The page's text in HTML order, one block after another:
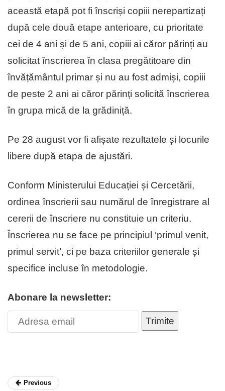
această etapă pot fi înscriși copiii nerepartizați
după cele două etape anterioare, cu prioritate
cei de 4 ani și de 5 ani, copiii ai căror părinți au
solicitat înscrierea în clasa pregătitoare din
învățământul primar și nu au fost admiși, copiii
de peste 2 ani ai căror părinți solicită înscrierea
în grupa mică de la grădiniță.
Pe 28 august vor fi afișate rezultatele și locurile
libere după etapa de ajustări.
Conform Ministerului Educației și Cercetării,
ordinea înscrierii sau numărul de înregistrare al
cererii de înscriere nu constituie un criteriu.
Înscrierea nu se face pe principiul ‘primul venit,
primul servit’, ci pe baza criteriilor generale și
specifice incluse în metodologie.
Abonare la newsletter:
Trimite
Previous